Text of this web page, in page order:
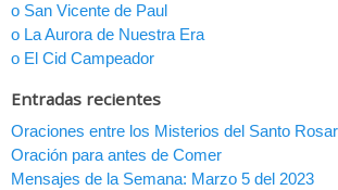
o San Vicente de Paul
o La Aurora de Nuestra Era
o El Cid Campeador
Entradas recientes
Oraciones entre los Misterios del Santo
Oración para antes de Comer
Mensajes de la Semana: Marzo 5 del 2023